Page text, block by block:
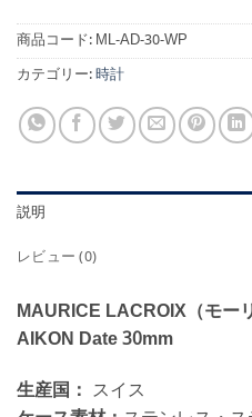
商品コード:ML-AD-30-WP
カテゴリー:時計
説明
レビュー (0)
MAURICE LACROIX（モー
AIKON Date 30mm
生産国： スイス